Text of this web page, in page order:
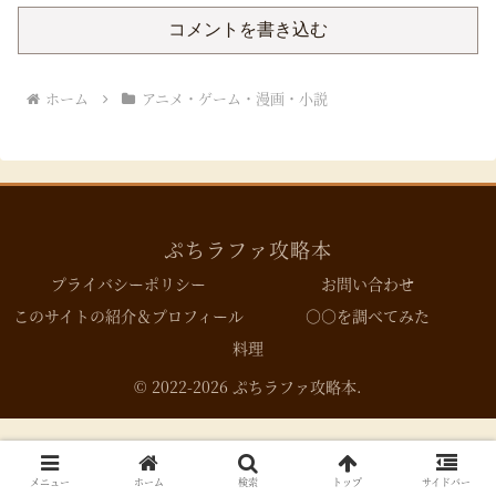
コメントを書き込む
ホーム アニメ・ゲーム・漫画・小説
ぷちラファ攻略本
プライバシーポリシー
お問い合わせ
このサイトの紹介＆プロフィール
○○を調べてみた
料理
© 2022-2026 ぷちラファ攻略本.
メニュー ホーム 検索 トップ サイドバー